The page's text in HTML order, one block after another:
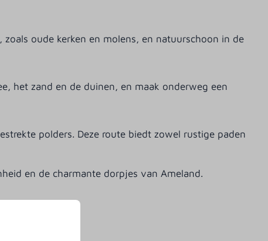
oude kerken en molens, en natuurschoon in de
het zand en de duinen, en maak onderweg een
polders. Deze route biedt zowel rustige paden
en de charmante dorpjes van Ameland.